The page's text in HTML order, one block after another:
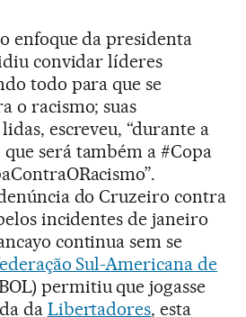
enfoque da presidenta
convidar líderes
todo para que se
o racismo; suas
escreveu, “durante a
que será também a #Copa
do Cruzeiro contra
incidentes de janeiro
continua sem se
Sul-Americana de
permitiu que jogasse
da Libertadores, esta